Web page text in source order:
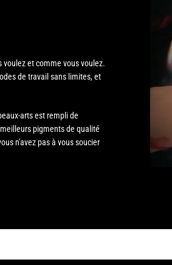
voulez et comme vous voulez.
de travail sans limites, et
arts est rempli de
pigments de qualité
n'avez pas à vous soucier